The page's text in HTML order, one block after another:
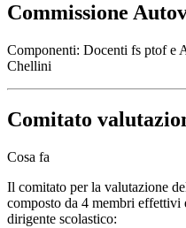
Commissione
Componenti: Docenti fs ptof e
Chellini
Comitato
Cosa fa
Il comitato per la valutazione
composto da 4 membri effettivi
dirigente scolastico: